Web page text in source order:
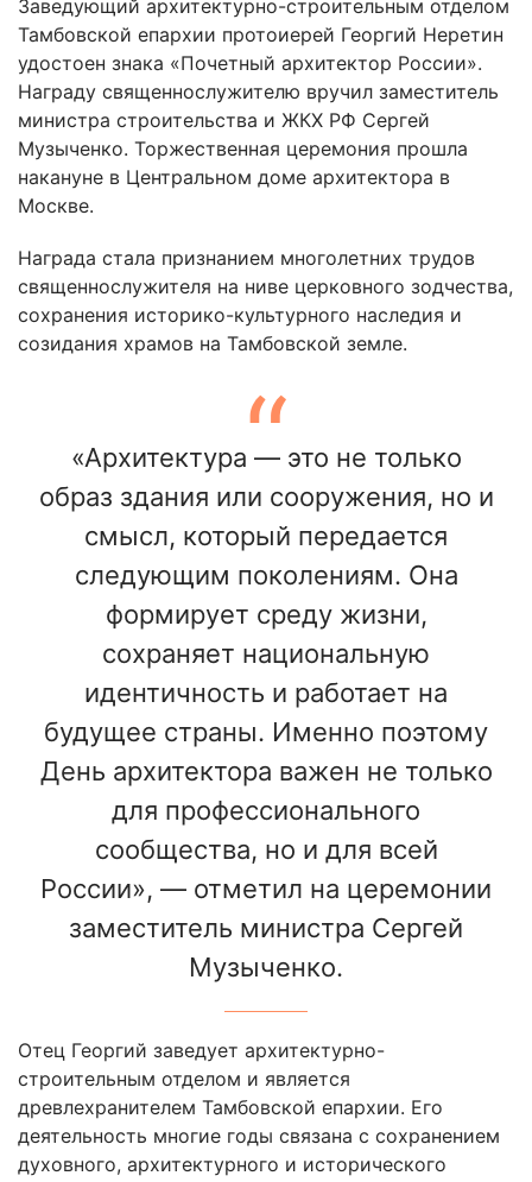
Заведующий архитектурно-строительным отделом
Тамбовской епархии протоиерей Георгий Неретин
удостоен знака «Почетный архитектор России».
Награду священнослужителю вручил заместитель
министра строительства и ЖКХ РФ Сергей
Музыченко. Торжественная церемония прошла
накануне в Центральном доме архитектора в
Москве.
Награда стала признанием многолетних трудов
священнослужителя на ниве церковного зодчества,
сохранения историко-культурного наследия и
созидания храмов на Тамбовской земле.
«Архитектура — это не только
образ здания или сооружения, но и
смысл, который передается
следующим поколениям. Она
формирует среду жизни,
сохраняет национальную
идентичность и работает на
будущее страны. Именно поэтому
День архитектора важен не только
для профессионального
сообщества, но и для всей
России», — отметил на церемонии
заместитель министра Сергей
Музыченко.
Отец Георгий заведует архитектурно-
строительным отделом и является
древлехранителем Тамбовской епархии. Его
деятельность многие годы связана с сохранением
духовного, архитектурного и исторического